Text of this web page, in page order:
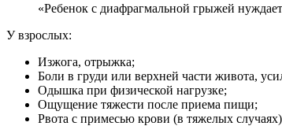
«Ребенок с диафрагмальной грыжей
У взрослых:
Изжога, отрыжка;
Боли в груди или верхней части живота,
Одышка при физической нагрузке;
Ощущение тяжести после приема пищи;
Рвота с примесью крови (в тяжелых